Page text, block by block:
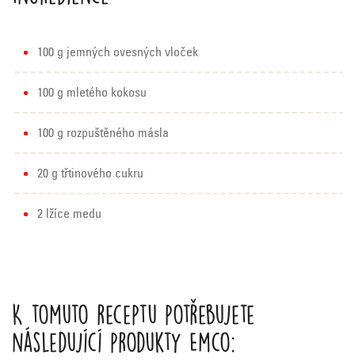
100 g jemných ovesných vloček
100 g mletého kokosu
100 g rozpuštěného másla
20 g třtinového cukru
2 lžíce medu
K tomuto receptu potřebujete
následující produkty Emco: